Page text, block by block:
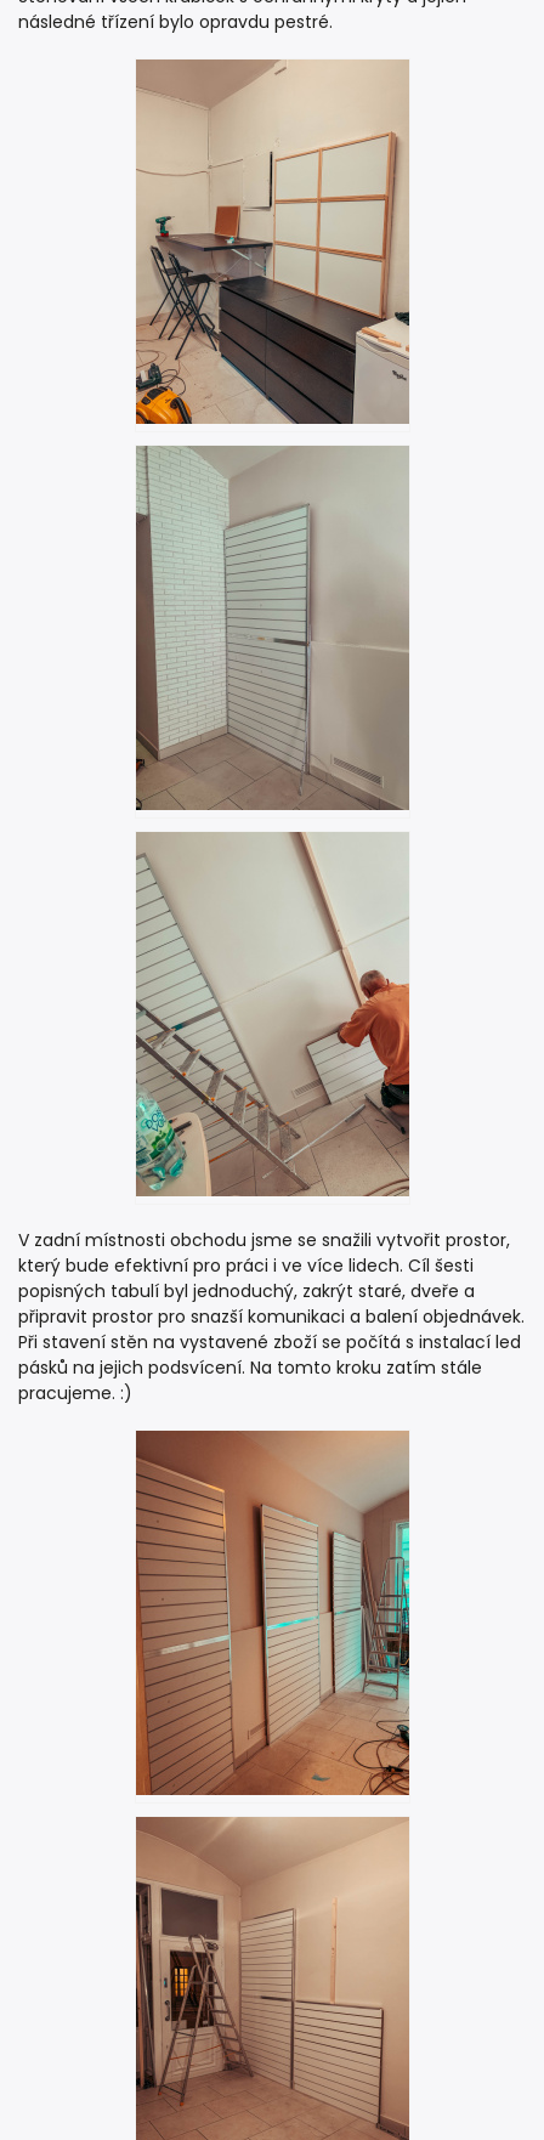
následné třízení bylo opravdu pestré.
V zadní místnosti obchodu jsme se snažili vytvořit prostor,
který bude efektivní pro práci i ve více lidech. Cíl šesti
popisných tabulí byl jednoduchý, zakrýt staré, dveře a
připravit prostor pro snazší komunikaci a balení objednávek.
Při stavení stěn na vystavené zboží se počítá s instalací led
pásků na jejich podsvícení. Na tomto kroku zatím stále
pracujeme. :)